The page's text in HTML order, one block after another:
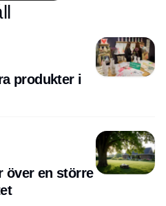
produkter i
över en större